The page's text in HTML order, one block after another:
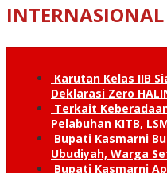
INTERNASIONAL
Karutan Kelas IIB
Deklarasi Zero
Terkait
Pelabuhan KITB,
Bupati Kasmarni
Ubudiyah, Warga
Bupati Kasmarni